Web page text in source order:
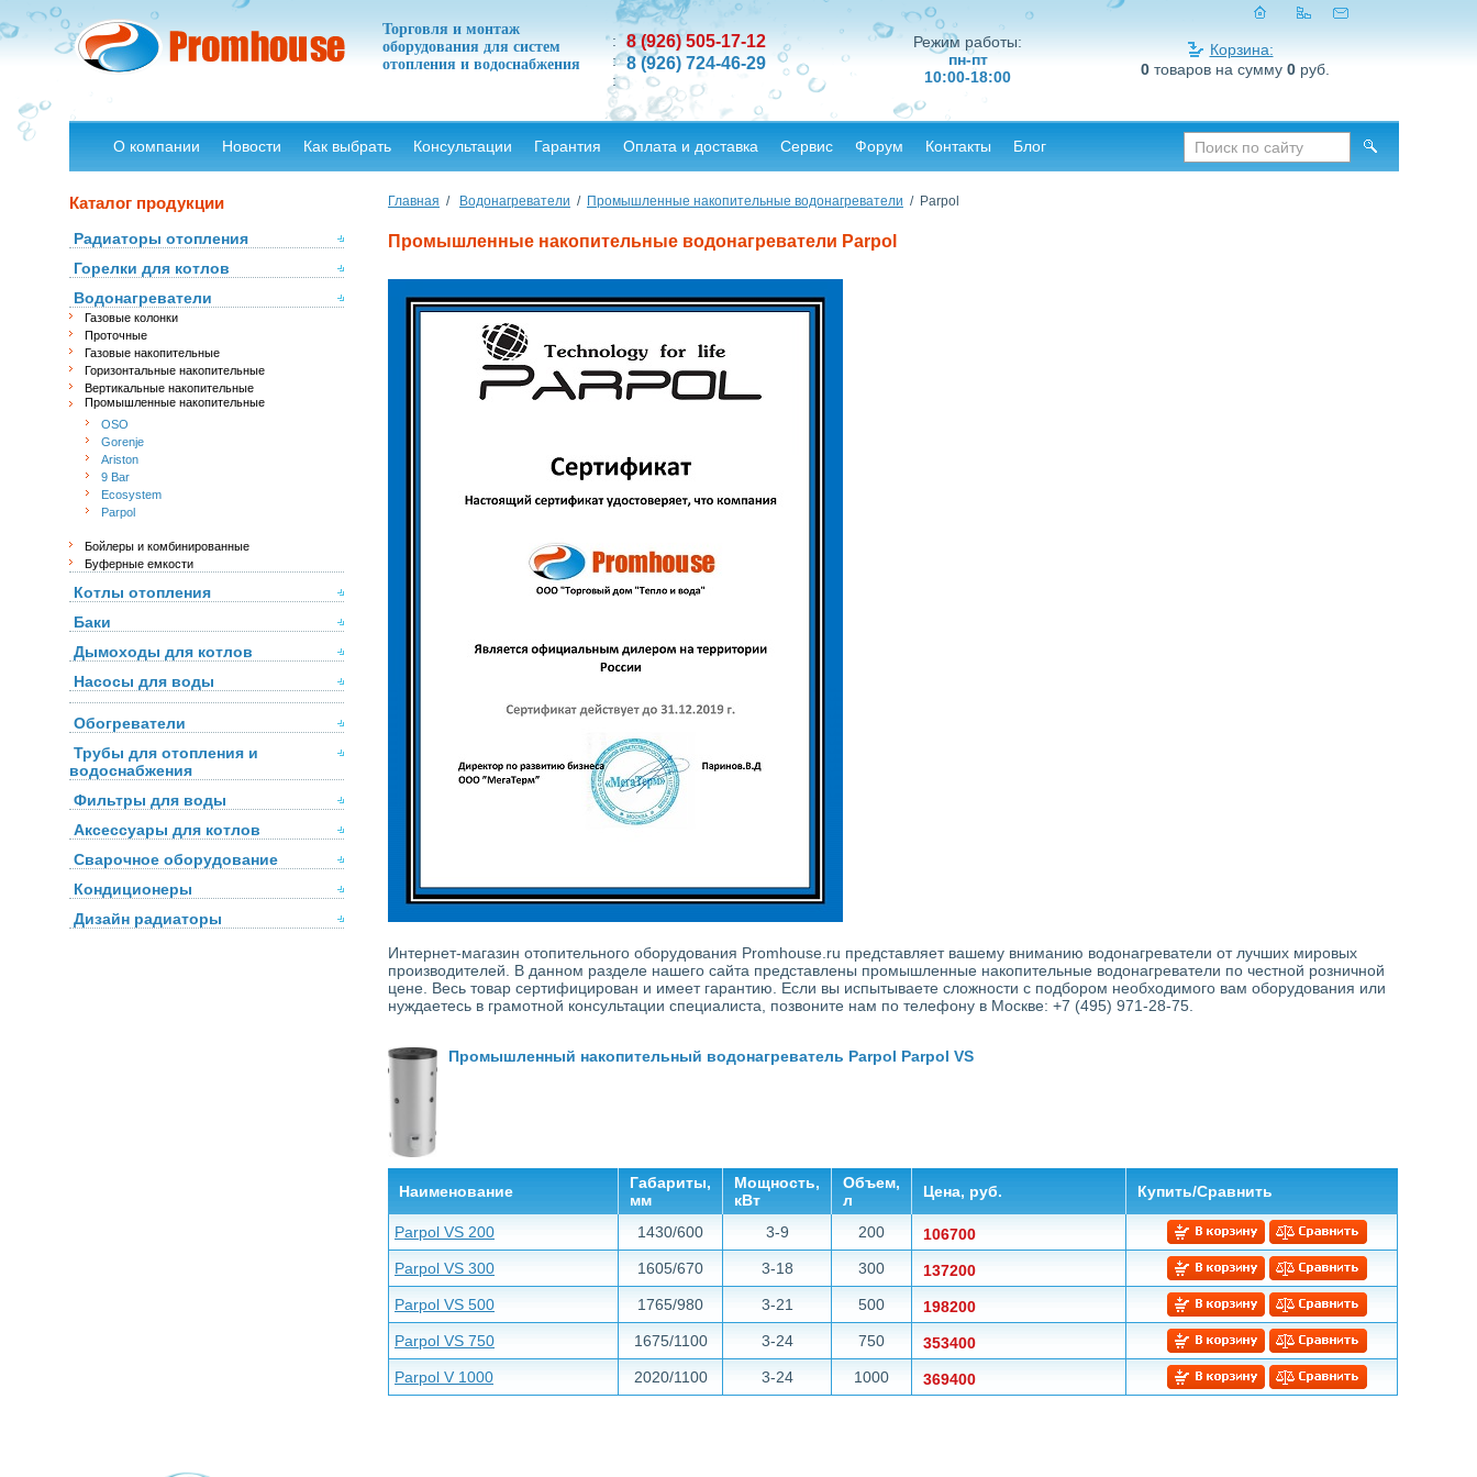
Торговля и монтаж
оборудования для систем
отопления и водоснабжения
:
:
:
8(926)505-17-12
8 (926)724-46-29
Режим работы:
пн-пт
10:00-18:00
Корзина:
0 товаров на сумму 0 руб.
О компании Новости Как выбрать Консультации Гарантия Оплата и доставка Сервис Форум Контакты Блог
Каталог продукции
Радиаторы отопления
Горелки для котлов
Водонагреватели
Газовые колонки
Проточные
Газовые накопительные
Горизонтальные накопительные
Вертикальные накопительные
Промышленные накопительные
OSO
Gorenje
Ariston
9 Bar
Ecosystem
Parpol
Бойлеры и комбинированные
Буферные емкости
Котлы отопления
Баки
Дымоходы для котлов
Насосы для воды
Обогреватели
Трубы для отопления и
водоснабжения
Фильтры для воды
Аксессуары для котлов
Сварочное оборудование
Кондиционеры
Дизайн радиаторы
Главная / Водонагреватели / Промышленные накопительные водонагреватели / Parpol
Промышленные накопительные водонагреватели Parpol
Интернет-магазин отопительного оборудования Promhouse.ru представляет вашему вниманию водонагреватели от лучших мировых
производителей. В данном разделе нашего сайта представлены промышленные накопительные водонагреватели по честной розничной
цене. Весь товар сертифицирован и имеет гарантию. Если вы испытываете сложности с подбором необходимого вам оборудования или
нуждаетесь в грамотной консультации специалиста, позвоните нам по телефону в Москве: +7 (495) 971-28-75.
Промышленный накопительный водонагреватель Parpol Parpol VS
Наименование
Габариты,
мм
Мощность,
кВт
Объем,
л
Цена, руб. Купить/Сравнить
Parpol VS 200 1430/600 3-9 200
106700
Parpol VS 300
1605/670 3-18 300
137200
Parpol VS 500
1765/980 3-21 500
198200
Parpol VS 750
1675/1100 3-24 750
353400
Parpol V 1000
2020/1100 3-24 1000 369400